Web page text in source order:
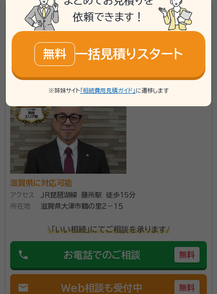
資格等：税理士・行政書士
所属団体：滋賀県行政書士会
【いい相続 関西エリア賞受賞】あなたのお困りに親身に
なって相談にのります
行政書士事務所アールズオフィス
star
滋賀県に対応可能
アクセス
ＪＲ琵琶湖線 膳所駅 徒歩15分
所在地
滋賀県大津市鶴の里２－１５
\「いい相続」にてご相談を承ります/
phone お電話でのご相談 無料
mail Web相談も受付中 無料
依頼できます！
無料 一括見積りスタート
※姉妹サイト 「相続費用見積ガイド」 に遷移します